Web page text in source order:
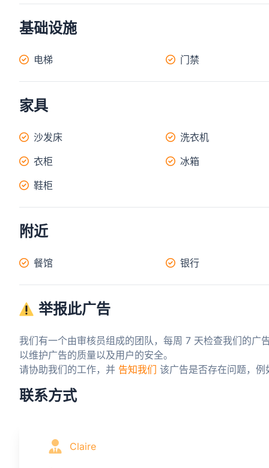
基础设施
电梯 门禁
家具
沙发床
洗衣机
衣柜
冰箱
鞋柜
附近
餐馆 银行
举报此广告
我们有一个由审核员组成的团队，每周 7 天检查我们的广
以维护广告的质量以及用户的安全。
请协助我们的工作，并 告知我们 该广告是否存在问题，例
联系方式
Claire